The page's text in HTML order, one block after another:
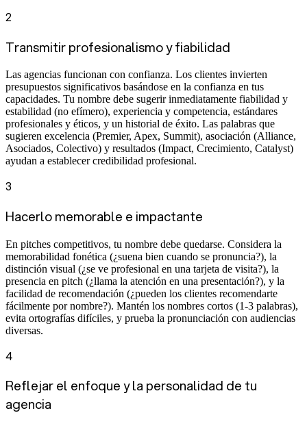
2
Transmitir profesionalismo y fiabilidad
Las agencias funcionan con confianza. Los clientes invierten
presupuestos significativos basándose en la confianza en tus
capacidades. Tu nombre debe sugerir inmediatamente fiabilidad y
estabilidad (no efímero), experiencia y competencia, estándares
profesionales y éticos, y un historial de éxito. Las palabras que
sugieren excelencia (Premier, Apex, Summit), asociación (Alliance,
Asociados, Colectivo) y resultados (Impact, Crecimiento, Catalyst)
ayudan a establecer credibilidad profesional.
3
Hacerlo memorable e impactante
En pitches competitivos, tu nombre debe quedarse. Considera la
memorabilidad fonética (¿suena bien cuando se pronuncia?), la
distinción visual (¿se ve profesional en una tarjeta de visita?), la
presencia en pitch (¿llama la atención en una presentación?), y la
facilidad de recomendación (¿pueden los clientes recomendarte
fácilmente por nombre?). Mantén los nombres cortos (1-3 palabras),
evita ortografías difíciles, y prueba la pronunciación con audiencias
diversas.
4
Reflejar el enfoque y la personalidad de tu
agencia